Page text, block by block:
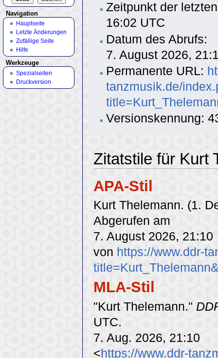
Zeitpunkt der
16:02 UTC
Datum des Abrufs:
7. August 2026,
Permanente URL:
tanzmusik.de/
Versionskennung:
Zitatstile für Kurt
APA-Stil
Kurt Thelemann. (1.
Abgerufen am
7. August 2026, 21:10
von https://www.ddr-
MLA-Stil
"Kurt Thelemann."
UTC.
7. Aug. 2026, 21:10
<https://www.ddr-
Navigation
Hauptseite
Letzte Änderungen
Zufällige Seite
Hilfe
Werkzeuge
Spezialseiten
Druckversion